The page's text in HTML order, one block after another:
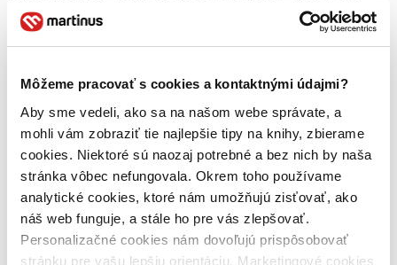
Môžeme pracovať s cookies a kontaktnými údajmi?
Aby sme vedeli, ako sa na našom webe správate, a
mohli vám zobraziť tie najlepšie tipy na knihy, zbierame
cookies. Niektoré sú naozaj potrebné a bez nich by naša
stránka vôbec nefungovala. Okrem toho používame
analytické cookies, ktoré nám umožňujú zisťovať, ako
náš web funguje, a stále ho pre vás zlepšovať.
Personalizačné cookies nám dovoľujú prispôsobovať
stránku pre vašu lepšiu orientáciu. Marketingové cookies
Cestou som sa veľmi do ich rozhovoru nezapájal, ale vnímal som
paniku. Pútali pozornosť a vyslúžené pohŕdavé pohľady prijímali s
hrdosťou. Saška rozprávala dnešnú príhodu o Erikovi, ktorý vraj
vošiel do CD predajne a povedal predavačovi, že si prosí najnovšie
cédečko Rytmusa, ale vraj mu ho nemusí baliť, že ho rozjebe hneď
na mieste. Zastavili sme sa, rehotali sa a trhali si víno od úst. Kyslota
nám rozpaľovala vnútornosti, stekala po bradách, a aj keď nám
červená farbila krky, nik z nás sa neutrel. Premenili sme sa na upírov
spoločnosti. Veď ona nás porodila. Ako vlastné zrkadlo, ako vred,
ktorý jej kazil výzor, hnisal, bolel, mal chuť vytrysknúť. No pre nič
za nič sme sa nenarodili – poukazovali sme na systém, ktorý